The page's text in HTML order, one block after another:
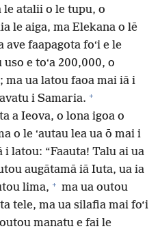
le atalii o le tupu, o
le aiga, ma Elekana o lē
ave faapagota foʻi e le
e toʻa 200,000, o
ua latou faoa mai iā i
i Samaria. +
a Ieova, o lona igoa o
o le ʻautau lea ua ō mai i
i latou: “Faauta! Talu ai ua
augātamā iā Iuta, ua ia
lima, + ma ua outou
tele, ma ua silafia mai fo‘i
manatu e fai le